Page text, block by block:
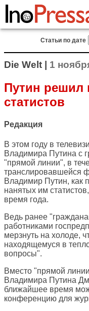
Статьи по дате
Die Welt | 1
Путин решил
статистов
Редакция
В этом году в
Владимира Путина с
"прямой линии", в
транслировавшейся
Владимир Путин, как
нанятых им
время года.
Ведь ранее
работниками
мерзнуть на холоде,
находящемуся в
вопросы".
Вместо "прямой
Владимира Путина
ближайшее время
конференцию для